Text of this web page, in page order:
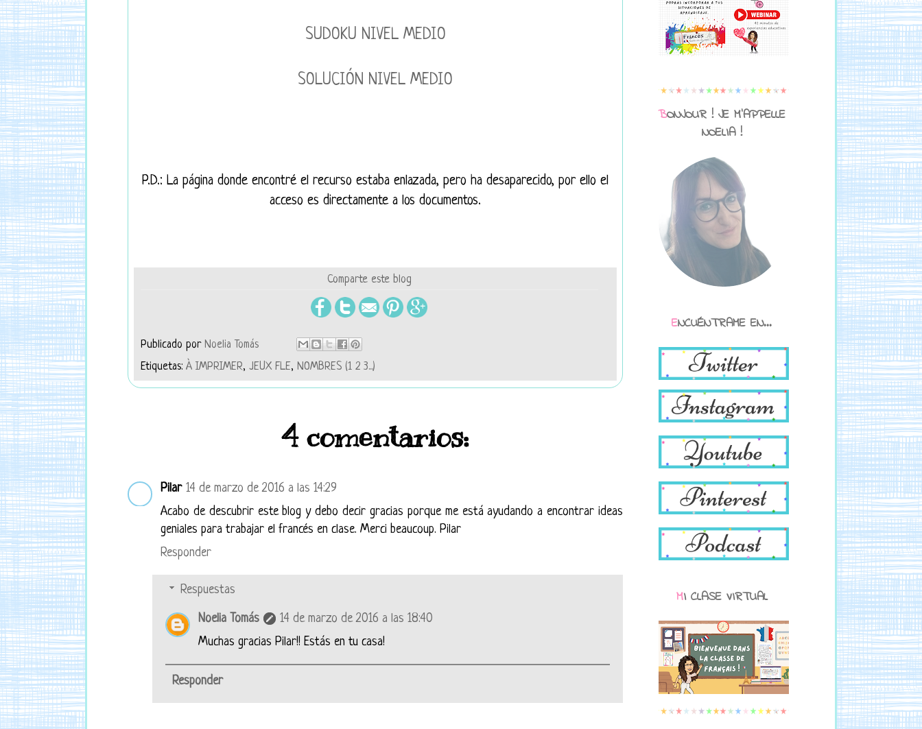
SUDOKU NIVEL MEDIO
SOLUCIÓN NIVEL MEDIO
P.D.: La página donde encontré el recurso estaba enlazada, pero ha desaparecido, por ello el
acceso es directamente a los documentos.
Comparte este blog
Publicado por Noelia Tomás
Etiquetas: À IMPRIMER, JEUX FLE, NOMBRES (1 2 3...)
4 comentarios:
Pilar 14 de marzo de 2016 a las 14:29
Acabo de descubrir este blog y debo decir gracias porque me está ayudando a encontrar ideas
geniales para trabajar el francés en clase. Merci beaucoup. Pilar
Responder
Respuestas
Noelia Tomás
14 de marzo de 2016 a las 18:40
Muchas gracias Pilar!! Estás en tu casa!
Responder
BONJOUR ! JE M'APPELLE
NOELIA !
ENCUÉNTRAME EN...
MI CLASE VIRTUAL